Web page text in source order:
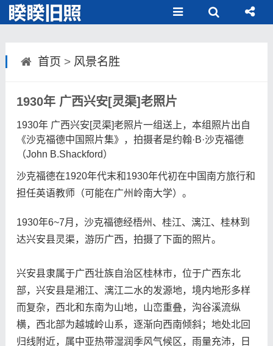
首页 > 风景名胜
1930年 广西兴安[灵渠]老照片
1930年 广西兴安[灵渠]老照片一组送上，本组照片出自
《沙克福德中国照片集》，拍摄者是约翰·B·沙克福德
（John B.Shackford）
沙克福德在1920年代末和1930年代初在中国南方旅行和
担任英语教师（可能在广州岭南大学）。
1930年6~7月，沙克福德经梧州、桂江、漓江、桂林到
达兴安县灵渠，游历广西，拍摄了下面的照片。
兴安县隶属于广西壮族自治区桂林市，位于广西东北
部，兴安县是湘江、漓江二水的发源地，境内地形多样
而复杂，西北和东南为山地，山峦重叠，沟谷溪流纵
横，西北部为越城岭山系，逐渐向西南倾斜；地处北回
归线附近，属中亚热带湿润季风气候区，雨量充沛，日